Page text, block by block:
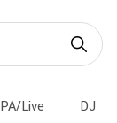
PA/Live DJ